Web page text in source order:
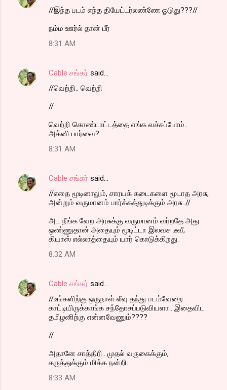
//இந்த படம் எந்த தியேட்டர்லண்ணே ஓடுது???//
நம்ம ஊர்ல் தான் பீர்
8:31 AM
Cable சங்கர் said…
//வெற்றி.. வெற்றி
//
வெற்றி கொண்டாட்டத்தை எங்க வச்சுப்போம்..
அக்னி பார்வை?
8:31 AM
Cable சங்கர் said…
//எதை மூடினாலும், சாரயக் கடைகளை மூடாத அரசு,
அன்றும் வருமானம் பார்க்கத்துடிக்கும் அரசு..//
அட நீங்க வேற அரசுக்கு வருமானம் வர்றதே அது
ஒண்ணுதான் அதையும் மூடிட்டா இலவச டீவீ,
கியாஸ் எல்லாத்தையும் யார் கொடுக்கிறது.
8:32 AM
Cable சங்கர் said…
//உங்களிற்கு ஒருநாள் லீவு தந்து படம்வேறை
காட்டியிருக்காங்க சந்தோசப்படுவியளா.. இதைவிட
தமிழனிற்கு என்னவேணும்????
//
அதானே சாத்திரி.. முதல் வருகைக்கும்,
கருத்துக்கும் மிக்க நன்றி..
8:33 AM